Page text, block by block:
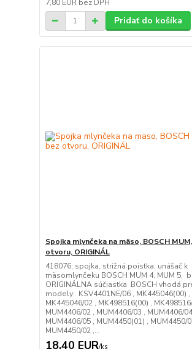
7,80 EUR bez DPH
Pridať do košíka
Spojka mlynčeka na mäso, BOSCH
otvoru, ORIGINÁL
418076, spojka, strižná poistka, unášač k
mäsomlynčeku BOSCH MUM 4, MUM 5,
ORIGINÁLNA súčiastka BOSCH vhodá
modely: KSV4401NE/06 , MK445046(00) ,
MK445046/02 , MK498516(00) ,
MUM4406/02 , MUM4406/03 , MUM4406/
MUM4406/05 , MUM4450(01) , MUM4450/
MUM4450/02 ,...
18,40 EUR/ks